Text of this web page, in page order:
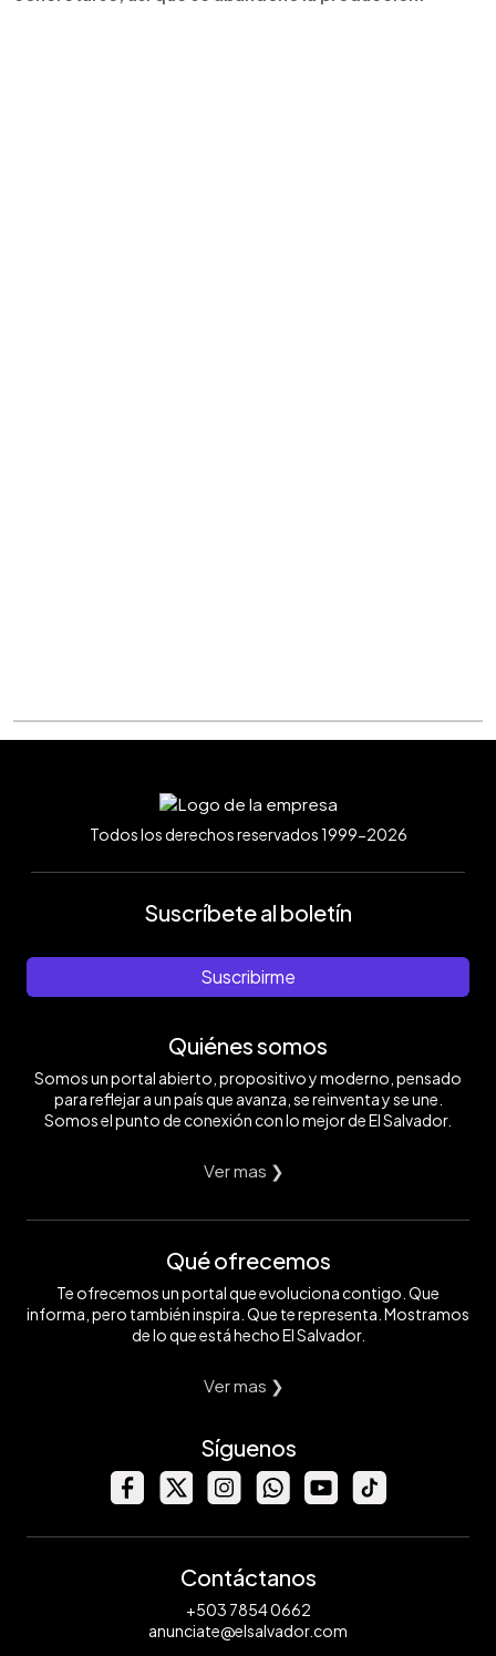
Todos los derechos reservados 1999-2026
Suscríbete al boletín
Suscribirme
Quiénes somos
Somos un portal abierto, propositivo y moderno, pensado
para reflejar a un país que avanza, se reinventa y se une.
Somos el punto de conexión con lo mejor de El Salvador.
Ver mas ❯
Qué ofrecemos
Te ofrecemos un portal que evoluciona contigo. Que
informa, pero también inspira. Que te representa. Mostramos
de lo que está hecho El Salvador.
Ver mas ❯
Síguenos
Contáctanos
+503 7854 0662
anunciate@elsalvador.com